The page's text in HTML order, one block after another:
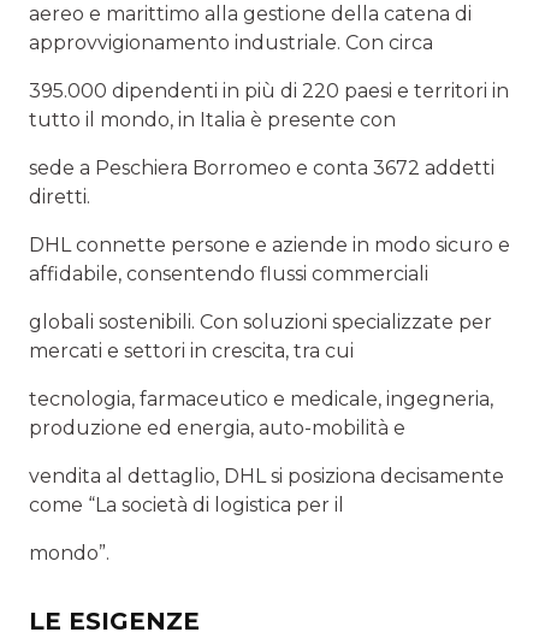
aereo e marittimo alla gestione della catena di
approvvigionamento industriale. Con circa
395.000 dipendenti in più di 220 paesi e territori in
tutto il mondo, in Italia è presente con
sede a Peschiera Borromeo e conta 3672 addetti
diretti.
DHL connette persone e aziende in modo sicuro e
affidabile, consentendo flussi commerciali
globali sostenibili. Con soluzioni specializzate per
mercati e settori in crescita, tra cui
tecnologia, farmaceutico e medicale, ingegneria,
produzione ed energia, auto-mobilità e
vendita al dettaglio, DHL si posiziona decisamente
come “La società di logistica per il
mondo”.
LE ESIGENZE